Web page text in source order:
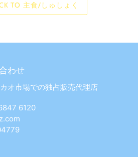
TO 主食/しゅしょく
わせ
オ市場での独占販売代理店
6120